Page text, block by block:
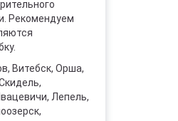
Рекомендуем
Витебск, Орша,
Лепель,